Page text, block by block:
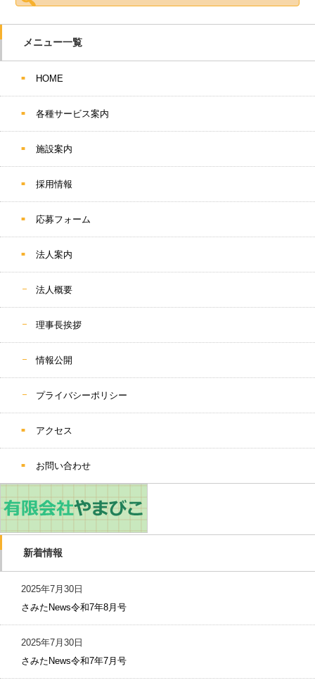
メニュー一覧
HOME
各種サービス案内
施設案内
採用情報
応募フォーム
法人案内
法人概要
理事長挨拶
情報公開
プライバシーポリシー
アクセス
お問い合わせ
新着情報
2025年7月30日
さみたNews令和7年8月号
2025年7月30日
さみたNews令和7年7月号